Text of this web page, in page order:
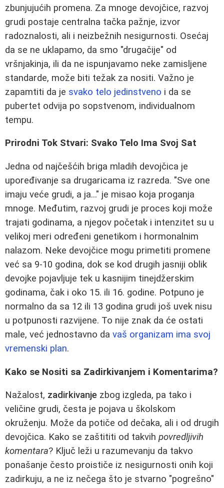
zbunjujućih promena. Za mnoge devojčice, razvoj
grudi postaje centralna tačka pažnje, izvor
radoznalosti, ali i neizbežnih nesigurnosti. Osećaj
da se ne uklapamo, da smo "drugačije" od
vršnjakinja, ili da ne ispunjavamo neke zamisljene
standarde, može biti težak za nositi. Važno je
zapamtiti da je svako telo jedinstveno i da se
pubertet odvija po sopstvenom, individualnom
tempu.
Prirodni Tok Stvari: Svako Telo Ima Svoj Sat
Jedna od najčešćih briga mladih devojčica je
upoređivanje sa drugaricama iz razreda. "Sve one
imaju veće grudi, a ja..." je misao koja proganja
mnoge. Međutim, razvoj grudi je proces koji može
trajati godinama, a njegov početak i intenzitet su u
velikoj meri određeni genetikom i hormonalnim
nalazom. Neke devojčice mogu primetiti promene
već sa 9-10 godina, dok se kod drugih jasniji oblik
devojke pojavljuje tek u kasnijim tinejdžerskim
godinama, čak i oko 15. ili 16. godine. Potpuno je
normalno da sa 12 ili 13 godina grudi još uvek nisu
u potpunosti razvijene. To nije znak da će ostati
male, već jednostavno da vaš organizam ima svoj
vremenski plan.
Kako se Nositi sa Zadirkivanjem i Komentarima?
Nažalost, zadirkivanje zbog izgleda, pa tako i
veličine grudi, česta je pojava u školskom
okruženju. Može da potiče od dečaka, ali i od drugih
devojčica. Kako se zaštititi od takvih povredljivih
komentara? Ključ leži u razumevanju da takvo
ponašanje često proističe iz nesigurnosti onih koji
zadirkuju, a ne iz nečega što je stvarno "pogrešno"